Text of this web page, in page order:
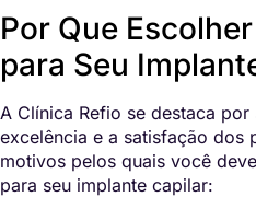
Por Que
para Seu
A Clínica Refio se destaca
excelência e a satisfação dos
motivos pelos quais você
para seu implante capilar: